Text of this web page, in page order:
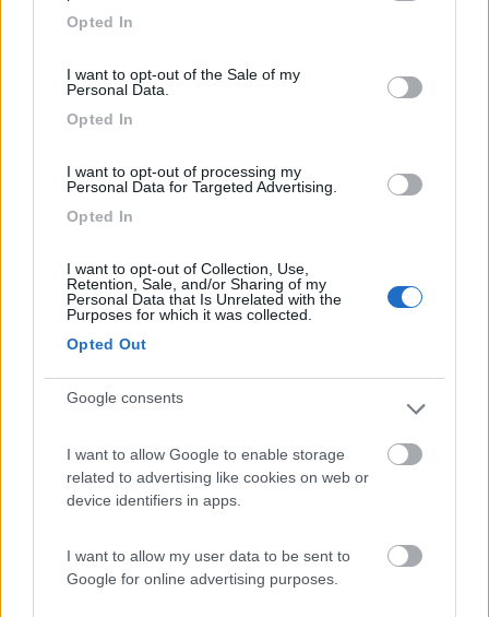
use your data for below specified purposes in below Google
Opted In
I want to opt-out of the Sale of my
Personal Data.
Opted In
I want to opt-out of processing my
Personal Data for Targeted Advertising.
Opted In
I want to opt-out of Collection, Use,
Retention, Sale, and/or Sharing of my
Personal Data that Is Unrelated with the
Purposes for which it was collected.
Opted Out
Google consents
I want to allow Google to enable storage
related to advertising like cookies on web or
device identifiers in apps.
I want to allow my user data to be sent to
Google for online advertising purposes.